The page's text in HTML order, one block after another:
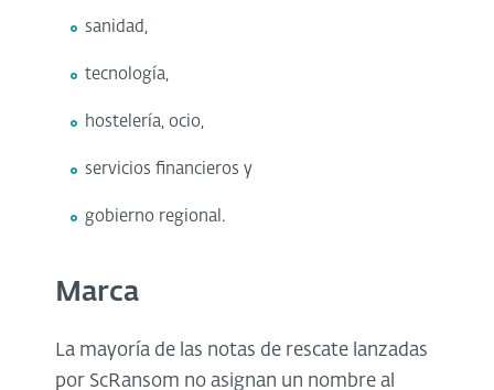
sanidad,
tecnología,
hostelería, ocio,
servicios financieros y
gobierno regional.
Marca
La mayoría de las notas de rescate lanzadas
por ScRansom no asignan un nombre al